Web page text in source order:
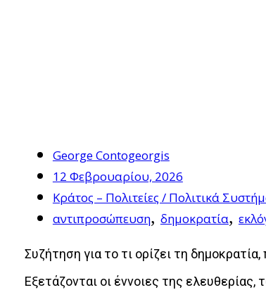
George Contogeorgis
12 Φεβρουαρίου, 2026
Κράτος – Πολιτείες / Πολιτικά
αντιπροσώπευση, δημοκρατία,
Συζήτηση για το τι ορίζει τη
Εξετάζονται οι έννοιες της